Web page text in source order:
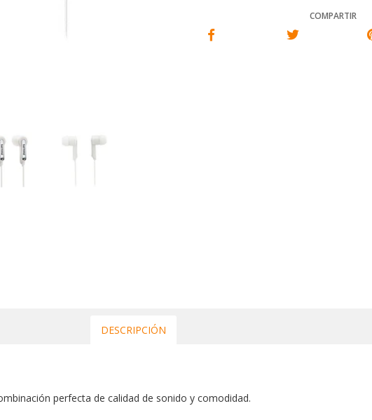
COMPARTIR
DESCRIPCIÓN
perfecta de calidad de sonido y comodidad.